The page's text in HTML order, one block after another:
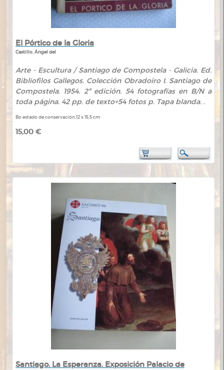
El Pórtico de la Gloria
Castillo, Ángel del
Arte - Escultura / Santiago de Compostela - Galicia. Ed.
Bibliofilos Gallegos. Colección Obradoiro I. Santiago de
Compostela. 1954. 2ª edición. 54 fotografías en B/N a
toda página. 42 pp. de texto+54 fotos p. Tapa blanda. .
Bo estado de conservación.12 x 15,5 cm
15,00 €
Santiago. La Esperanza. Exposición Palacio de